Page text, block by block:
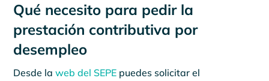
Qué necesito para pedir la
prestación contributiva por
desempleo
Desde laweb del SEPE puedes solicitar el